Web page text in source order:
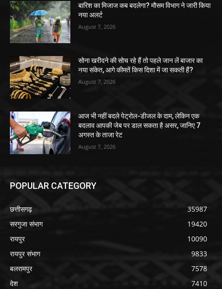
बारिश का मिजाज कब बदलेगा? मौसम विभाग ने जारी किया
नया अलर्ट
August 7, 2026
सोना खरीदने की सोच रहे हैं तो पहले जान लें बाजार का
नया संकेत, आगे कीमतें किस दिशा में जा सकती हैं?
August 7, 2026
आज भी नहीं बदले पेट्रोल-डीजल के दाम, लेकिन एक
बदलाव आपकी जेब पर डाल सकता है असर, जानिए 7
अगस्त के ताजा रेट
August 7, 2026
POPULAR CATEGORY
छत्तीसगढ़
35987
सरगुजा संभाग
19420
रायपुर
10090
रायपुर संभाग
9833
बलरामपुर
7578
देश
7410